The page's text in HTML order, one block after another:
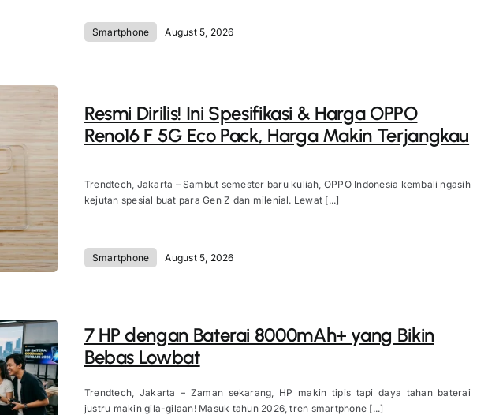
Smartphone August 5, 2026
Resmi Dirilis! Ini Spesifikasi & Harga OPPO
Reno16 F 5G Eco Pack, Harga Makin Terjangkau
Trendtech, Jakarta – Sambut semester baru kuliah, OPPO Indonesia kembali ngasih
kejutan spesial buat para Gen Z dan milenial. Lewat [...]
Smartphone August 5, 2026
7 HP dengan Baterai 8000mAh+ yang Bikin
Bebas Lowbat
Trendtech, Jakarta – Zaman sekarang, HP makin tipis tapi daya tahan baterai
justru makin gila-gilaan! Masuk tahun 2026, tren smartphone [...]